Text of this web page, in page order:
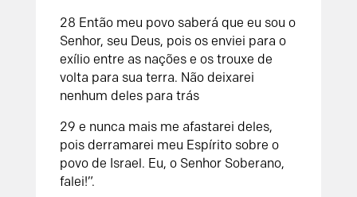
28 Então meu povo saberá que eu sou o
Senhor, seu Deus, pois os enviei para o
exílio entre as nações e os trouxe de
volta para sua terra. Não deixarei
nenhum deles para trás
29 e nunca mais me afastarei deles,
pois derramarei meu Espírito sobre o
povo de Israel. Eu, o Senhor Soberano,
falei!”.